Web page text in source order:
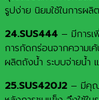
รูปง่าย นิยมใช้ในการผ
24.SUS444 – มีการ
การกัดกร่อนจากความเค้
ผลิตถังน้ำ ระบบจ่ายน้ำ
25.SUS420J2 – มีคุณ